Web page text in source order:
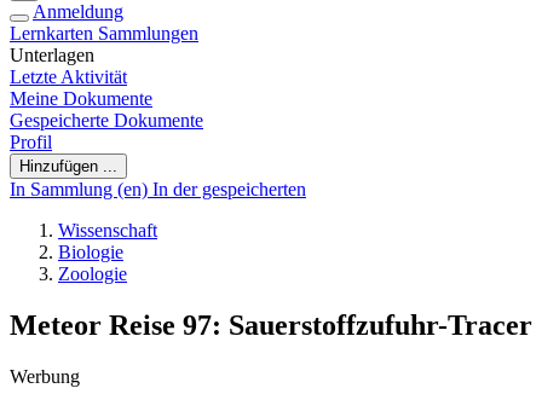
Anmeldung
Lernkarten Sammlungen
Unterlagen
Letzte Aktivität
Meine Dokumente
Gespeicherte Dokumente
Profil
Hinzufügen ...
In Sammlung (en) In der gespeicherten
Wissenschaft
Biologie
Zoologie
Meteor Reise 97: Sauerstoffzufuhr-Tracer
Werbung